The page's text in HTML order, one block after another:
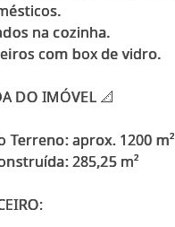
na cozinha.
com box de vidro.
DO IMÓVEL 📐
Terreno: aprox. 1200 m²
285,25 m²